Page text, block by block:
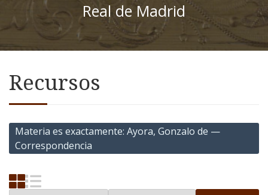
Real de Madrid
Recursos
Materia es exactamente Ayora, Gonzalo de —
Correspondencia